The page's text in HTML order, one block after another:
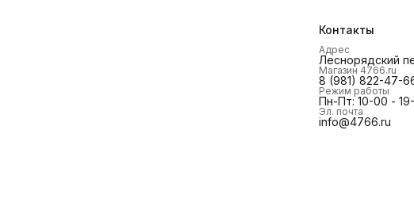
Контакты
Адрес
Леснорядский
Магазин 4766.ru
8 (981) 822-47-
Режим работы
Пн-Пт: 10-00 -
Эл. почта
info@4766.ru